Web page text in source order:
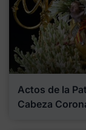
Actos de la
Cabeza